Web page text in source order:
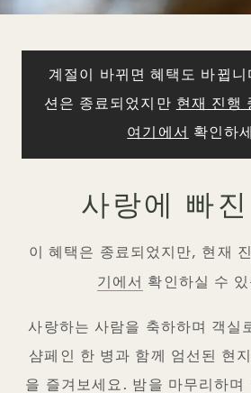
계절이 바뀌면 혜택도 바뀝
션은 종료되었지만 현재 진행
여기에서
확인하
사랑에 빠
이 혜택은 종료되었지만, 현재
기에서 확인하실 수
사랑하는 사람을 축하하며 객실
샴페인 한 병과 함께 엄선된 현
을 즐겨보세요. 밤을 마무리하며